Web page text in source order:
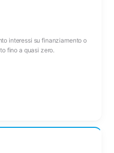
interessi su finanziamento o
fino a quasi zero.